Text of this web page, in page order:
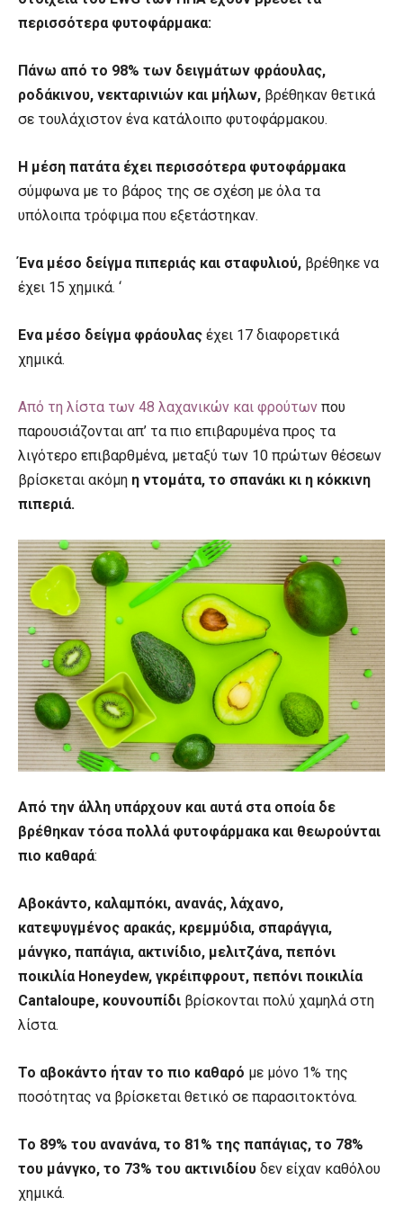
περισσότερα φυτοφάρμακα:
Πάνω από το 98% των δειγμάτων φράουλας,
ροδάκινου, νεκταρινιών και μήλων, βρέθηκαν θετικά
σε τουλάχιστον ένα κατάλοιπο φυτοφάρμακου.
Η μέση πατάτα έχει περισσότερα φυτοφάρμακα
σύμφωνα με το βάρος της σε σχέση με όλα τα
υπόλοιπα τρόφιμα που εξετάστηκαν.
Ένα μέσο δείγμα πιπεριάς και σταφυλιού, βρέθηκε να
έχει 15 χημικά. ‘
Ενα μέσο δείγμα φράουλας έχει 17 διαφορετικά
χημικά.
Από τη λίστα των 48 λαχανικών και φρούτων που
παρουσιάζονται απ’ τα πιο επιβαρυμένα προς τα
λιγότερο επιβαρθμένα, μεταξύ των 10 πρώτων θέσεων
βρίσκεται ακόμη η ντομάτα, το σπανάκι κι η κόκκινη
πιπεριά.
Από την άλλη υπάρχουν και αυτά στα οποία δε
βρέθηκαν τόσα πολλά φυτοφάρμακα και θεωρούνται
πιο καθαρά:
Αβοκάντο, καλαμπόκι, ανανάς, λάχανο,
κατεψυγμένος αρακάς, κρεμμύδια, σπαράγγια,
μάνγκο, παπάγια, ακτινίδιο, μελιτζάνα, πεπόνι
ποικιλία Honeydew, γκρέιπφρουτ, πεπόνι ποικιλία
Cantaloupe, κουνουπίδι βρίσκονται πολύ χαμηλά στη
λίστα.
Το αβοκάντο ήταν το πιο καθαρό με μόνο 1% της
ποσότητας να βρίσκεται θετικό σε παρασιτοκτόνα.
Το 89% του ανανάνα, το 81% της παπάγιας, το 78%
του μάνγκο, το 73% του ακτινιδίου δεν είχαν καθόλου
χημικά.